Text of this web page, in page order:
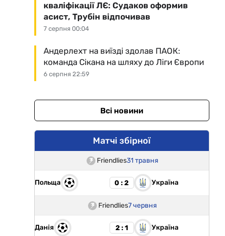
7 серпня 00:04
кваліфікації ЛЄ: Судаков оформив
асист, Трубін відпочивав
6 серпня 22:59
Андерлехт на виїзді здолав ПАОК:
команда Сікана на шляху до Ліги Європи
Всі новини
Матчі збірної
Friendlies31 травня
Польща 0 : 2 Україна
Friendlies7 червня
Данія 2 : 1 Україна